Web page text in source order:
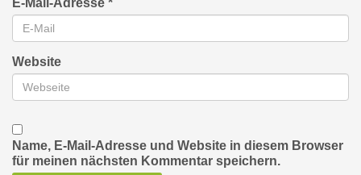
E-Mail-Adresse *
Website
Name, E-Mail-Adresse und Website in diesem Browser
für meinen nächsten Kommentar speichern.